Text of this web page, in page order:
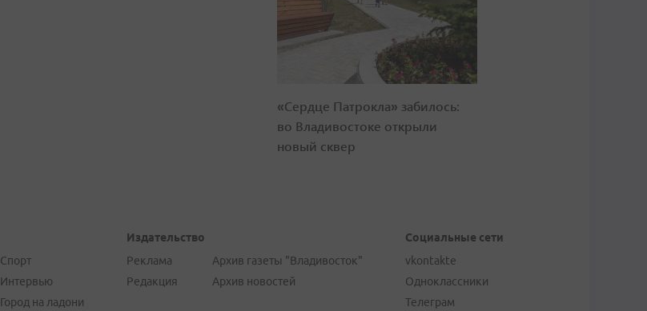
«Сердце Патрокла» забилось:
во Владивостоке открыли
новый сквер
Спорт
Интервью
Город на ладони
Издательство
Реклама
Редакция
Архив газеты "Владивосток"
Архив новостей
Социальные сети
vkontakte
Одноклассники
Телеграм